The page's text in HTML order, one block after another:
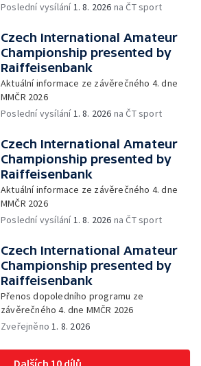
Poslední vysílání1. 8. 2026 na ČT sport
Czech International Amateur
Championship presented by
Raiffeisenbank
Aktuální informace ze závěrečného 4. dne
MMČR 2026
Poslední vysílání1. 8. 2026 na ČT sport
Czech International Amateur
Championship presented by
Raiffeisenbank
Aktuální informace ze závěrečného 4. dne
MMČR 2026
Poslední vysílání1. 8. 2026 na ČT sport
Czech International Amateur
Championship presented by
Raiffeisenbank
Přenos dopoledního programu ze
závěrečného 4. dne MMČR 2026
Zveřejněno1. 8. 2026
Dalších 10 dílů